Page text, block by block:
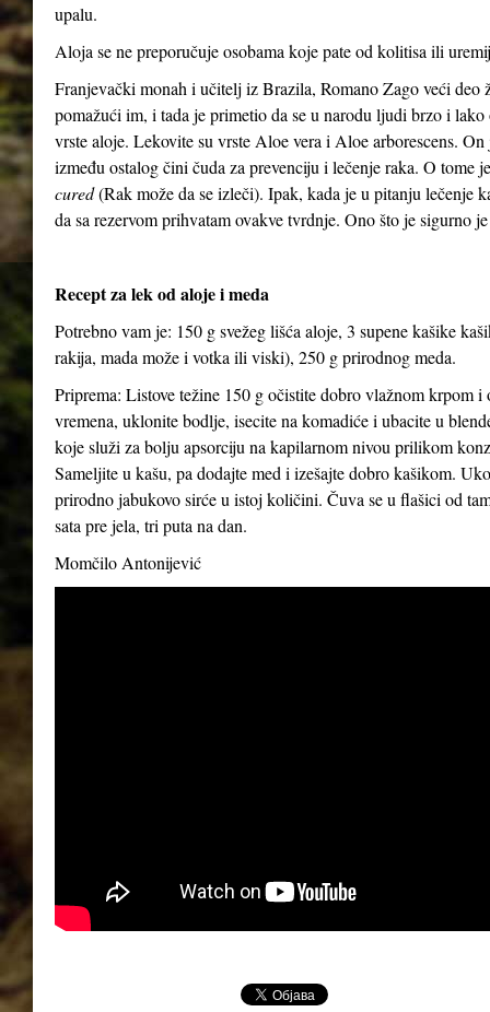
upalu.
Aloja se ne preporučuje osobama koje pate od kolitisa ili
Franjevački monah i učitelj iz Brazila, Romano Zago veći deo
pomažući im, i tada je primetio da se u narodu ljudi brzo i
vrste aloje. Lekovite su vrste Aloe vera i Aloe arborescens.
između ostalog čini čuda za prevenciju i lečenje raka. O
cured(Rak može da se izleči). Ipak, kada je u pitanju lečenje
da sa rezervom prihvatam ovakve tvrdnje. Ono što je sigurno
Recept za lek od aloje i meda
Potrebno vam je: 150 g svežeg lišća aloje, 3 supene kašike
rakija, mada može i votka ili viski), 250 g prirodnog meda.
Priprema: Listove težine 150 g očistite dobro vlažnom krpom
vremena, uklonite bodlje, isecite na komadiće i ubacite u
koje služi za bolju apsorciju na kapilarnom nivou prilikom
Sameljite u kašu, pa dodajte med i izešajte dobro kašikom.
prirodno jabukovo sirće u istoj količini. Čuva se u flašici od
sata pre jela, tri puta na dan.
Momčilo Antonijević